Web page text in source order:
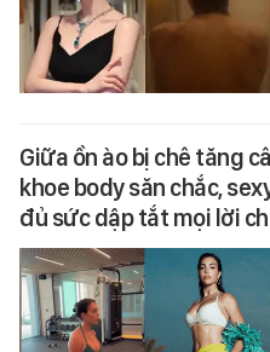
Giữa ồn ào bị chê tăng
khoe body săn chắc,
đủ sức dập tắt mọi lời